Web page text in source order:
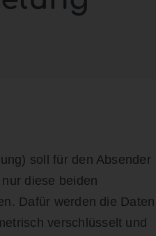
soll für den Absender
diese beiden
Dafür werden die Daten
verschlüsselt und